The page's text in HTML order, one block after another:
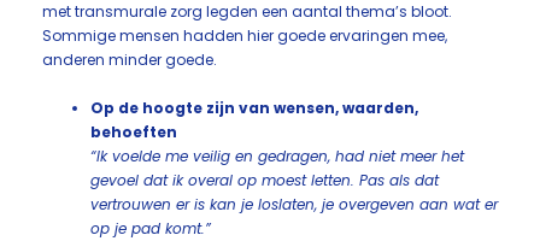
met transmurale zorg legden een aantal thema’s bloot.
Sommige mensen hadden hier goede ervaringen mee,
anderen minder goede.
Op de hoogte zijn van wensen, waarden,
behoeften
“Ik voelde me veilig en gedragen, had niet meer het
gevoel dat ik overal op moest letten. Pas als dat
vertrouwen er is kan je loslaten, je overgeven aan wat er
op je pad komt.”